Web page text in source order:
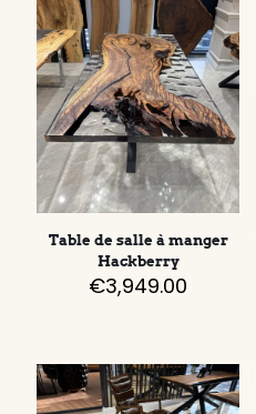
Table de salle à manger
Hackberry
€3,949.00